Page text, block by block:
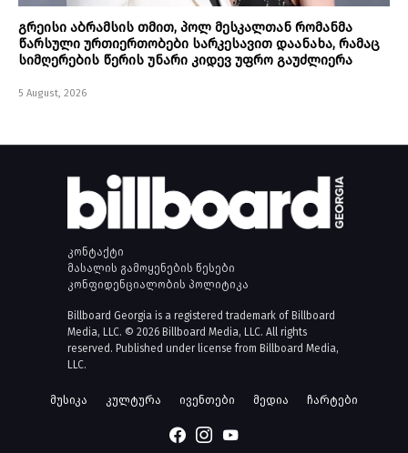
გრეისი აბრამსის თმით, პოლ მესკალთან რომანმა
წარსული ურთიერთობები სარკესავით დაანახა, რამაც
სიმღერების წერის უნარი კიდევ უფრო გაუძლიერა
5 August, 2026
კონტაქტი
მასალის გამოყენების წესები
კონფიდენციალობის პოლიტიკა
Billboard Georgia is a registered trademark of Billboard
Media, LLC. © 2026 Billboard Media, LLC. All rights
reserved. Published under license from Billboard Media,
LLC.
მუსიკა კულტურა ივენთები მედია ჩარტები